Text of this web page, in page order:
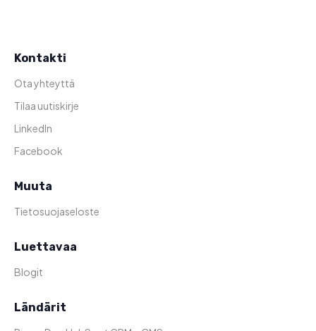
Kontakti
Ota yhteyttä
Tilaa uutiskirje
LinkedIn
Facebook
Muuta
Tietosuojaseloste
Luettavaa
Blogit
Ländärit